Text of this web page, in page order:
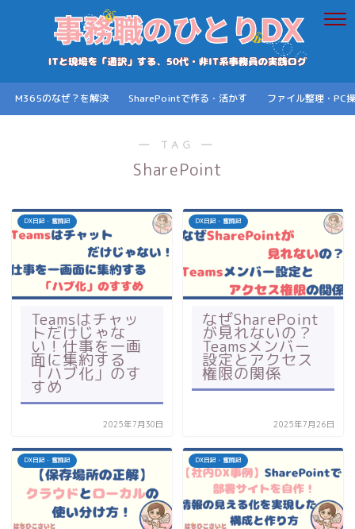
M365のなぜ？を解決 SharePointで作る・活かす ファイル整理・PC
― TAG ―
SharePoint
DX日記・奮闘記
Teamsはチャッ
トだけじゃな
い！仕事を一画
面に集約する
「ハブ化」のす
すめ
2025年7月30日
DX日記・奮闘記
なぜSharePoint
が見れないの？
Teamsメンバー
設定とアクセス
権限の関係
2025年7月26日
DX日記・奮闘記 DX日記・奮闘記